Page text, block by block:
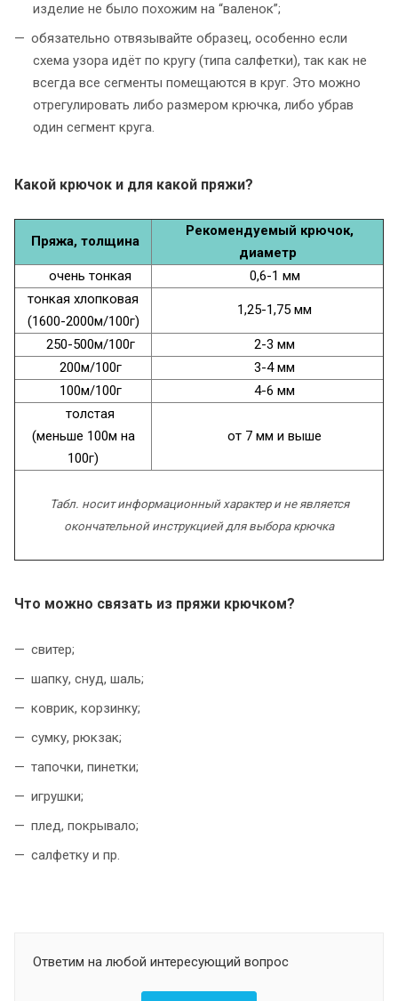
изделие не было похожим на “валенок”;
обязательно отвязывайте образец, особенно если
схема узора идёт по кругу (типа салфетки), так как не
всегда все сегменты помещаются в круг. Это можно
отрегулировать либо размером крючка, либо убрав
один сегмент круга.
Какой крючок и для какой пряжи?
Пряжа, толщина
Рекомендуемый крючок,
диаметр
очень тонкая
0,6-1 мм
тонкая хлопковая
(1600-2000м/100г)
1,25-1,75 мм
250-500м/100г
2-3 мм
200м/100г
3-4 мм
100м/100г
4-6 мм
толстая
(меньше 100м на
100г)
от 7 мм и выше
Табл. носит информационный характер и не является
окончательной инструкцией для выбора крючка
Что можно связать из пряжи крючком?
cвитер;
шапку, снуд, шаль;
коврик, корзинку;
сумку, рюкзак;
тапочки, пинетки;
игрушки;
плед, покрывало;
салфетку и пр.
Ответим на любой интересующий вопрос